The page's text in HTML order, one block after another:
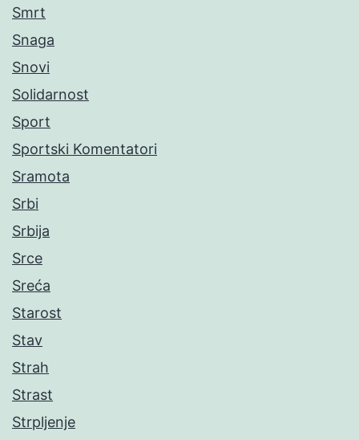
Smrt
Snaga
Snovi
Solidarnost
Sport
Sportski Komentatori
Sramota
Srbi
Srbija
Srce
Sreća
Starost
Stav
Strah
Strast
Strpljenje